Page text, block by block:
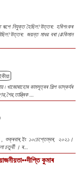
ৰূপে নিযুক্ত হৈছিল?উত্তৰ: হৰিশংকৰ
জয়ন্ত মাধৱ বৰা।#কিমান
৷ খাজোৰাহোৰ কামসূত্ৰৰ শিল্প ভাস্কৰ্যৰ
...
শুক্ৰবাৰ,ইং ১০চেপ্তেম্বৰ, ২০২১।
চতুৰ্থী । ৰ...
কুমাৰ